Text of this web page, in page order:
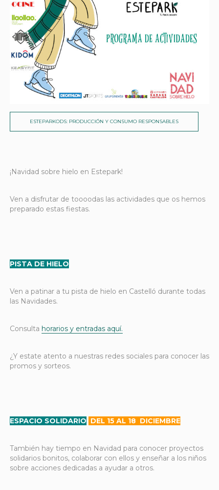
ESTEPARKODS: PRODUCCIÓN Y CONSUMO RESPONSABLES
¡Navidad sobre hielo en Estepark!
Ven a disfrutar de toooodas las actividades que os hemos
preparado estas fiestas.
PISTA DE HIELO
Ven a patinar a tu pista de hielo en Castelló durante todas
las Navidades.
Consulta horarios y entradas aquí.
¿Y estate atento a nuestras redes sociales para conocer las
promos y sorteos.
ESPACIO SOLIDARIO DEL 15 AL 18 DICIEMBRE
También hay tiempo en Navidad para conocer proyectos
solidarios bonitos, colaborar con ellos y enseñar a los niños
sobre acciones dedicadas a ayudar a otros.